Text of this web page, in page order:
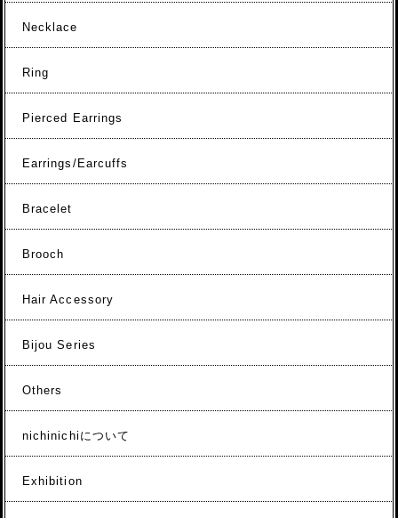
Necklace
Ring
Pierced Earrings
Earrings/Earcuffs
Bracelet
Brooch
Hair Accessory
Bijou Series
Others
nichinichiについて
Exhibition